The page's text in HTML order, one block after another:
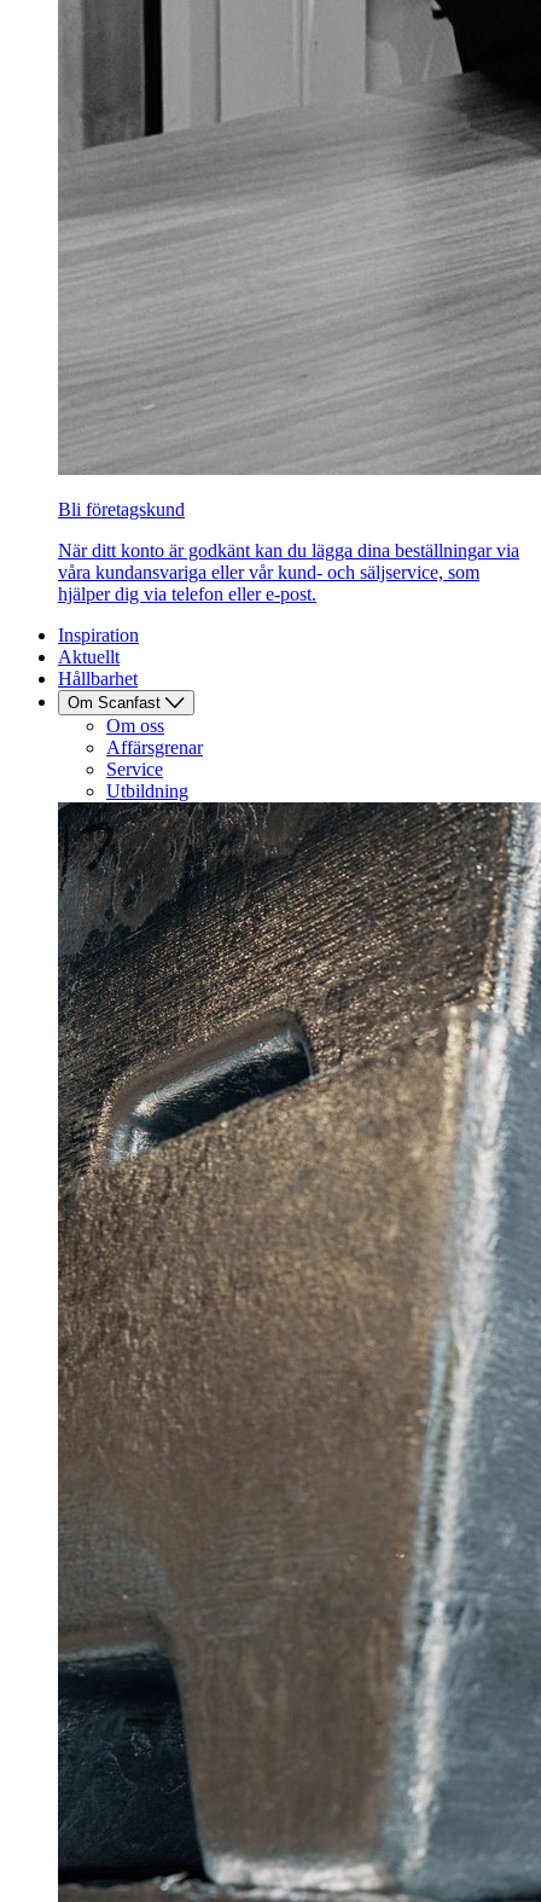
Bli företagskund
När ditt konto är godkänt kan du lägga dina beställningar via
våra kundansvariga eller vår kund- och säljservice, som
hjälper dig via telefon eller e-post.
Inspiration
Aktuellt
Hållbarhet
Om Scanfast
Om oss
Affärsgrenar
Service
Utbildning